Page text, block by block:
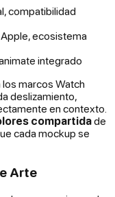
compatibilidad
ecosistema
integrado
marcos Watch
deslizamiento,
en contexto.
compartidade
cada mockup se
Arte